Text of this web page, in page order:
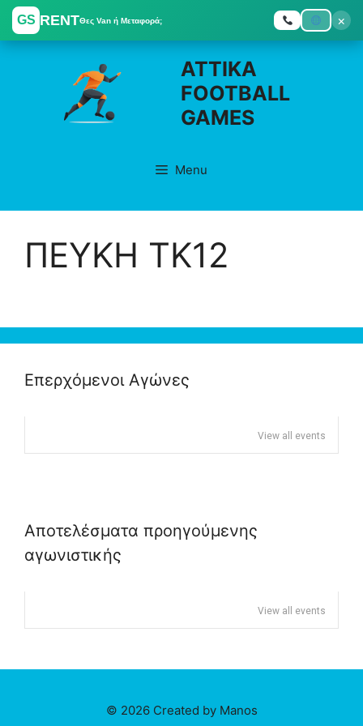
GS RENTΘες Van ή Μεταφορά;
×
Skip
ATTIKA
FOOTBALL
GAMES
Menu
ΠΕΥΚΗ ΤΚ12
Επερχόμενοι Αγώνες
View all events
Αποτελέσματα προηγούμενης
αγωνιστικής
View all events
© 2026 Created by Manos